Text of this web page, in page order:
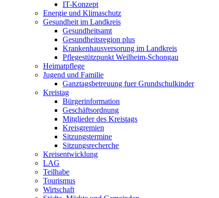
IT-Konzept
Energie und Klimaschutz
Gesundheit im Landkreis
Gesundheitsamt
Gesundheitsregion plus
Krankenhausversorung im Landkreis
Pflegestützpunkt Weilheim-Schongau
Heimatpflege
Jugend und Familie
Ganztagsbetreuung fuer Grundschulkinder
Kreistag
Bürgerinformation
Geschäftsordnung
Mitglieder des Kreistags
Kreisgremien
Sitzungstermine
Sitzungsrecherche
Kreisentwicklung
LAG
Teilhabe
Tourismus
Wirtschaft